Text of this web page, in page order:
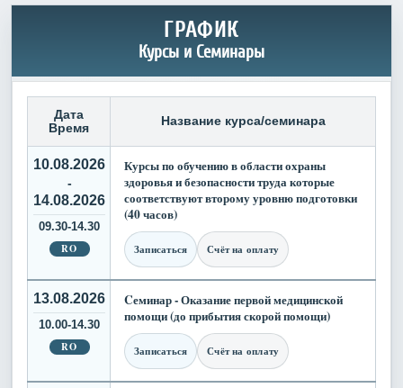
ГРАФИК
Курсы и Семинары
Дата
Время
Название курса/семинара
10.08.2026
-
14.08.2026
09.30-14.30
RO
Курсы по обучению в области охраны
здоровья и безопасности труда которые
соответствуют второму уровню подготовки
(40 часов)
Записаться Счёт на оплату
13.08.2026
10.00-14.30
RO
Cеминар - Оказание первой медицинской
помощи (до прибытия скорой помощи)
Записаться Счёт на оплату